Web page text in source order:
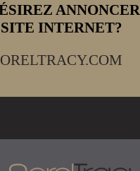
ANNONCER
INTERNET?